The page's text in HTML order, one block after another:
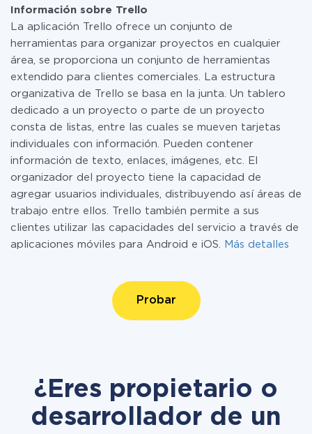
Información sobre Trello
La aplicación Trello ofrece un conjunto de
herramientas para organizar proyectos en cualquier
área, se proporciona un conjunto de herramientas
extendido para clientes comerciales. La estructura
organizativa de Trello se basa en la junta. Un tablero
dedicado a un proyecto o parte de un proyecto
consta de listas, entre las cuales se mueven tarjetas
individuales con información. Pueden contener
información de texto, enlaces, imágenes, etc. El
organizador del proyecto tiene la capacidad de
agregar usuarios individuales, distribuyendo así áreas de
trabajo entre ellos. Trello también permite a sus
clientes utilizar las capacidades del servicio a través de
aplicaciones móviles para Android e iOS.
Más detalles
Probar
¿Eres propietario o
desarrollador de un